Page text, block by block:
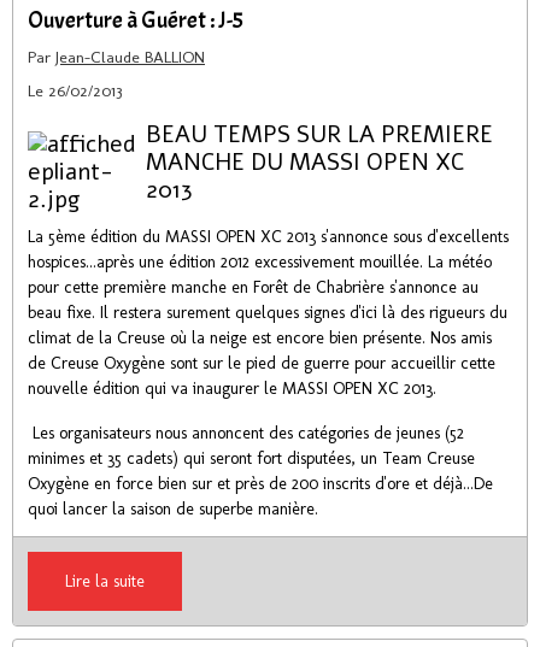
Ouverture à Guéret : J-5
Par Jean-Claude BALLION
Le 26/02/2013
BEAU TEMPS SUR LA PREMIERE
MANCHE DU MASSI OPEN XC
2013
La 5ème édition du MASSI OPEN XC 2013 s'annonce sous d'excellents
hospices...après une édition 2012 excessivement mouillée. La météo
pour cette première manche en Forêt de Chabrière s'annonce au
beau fixe. Il restera surement quelques signes d'ici là des rigueurs du
climat de la Creuse où la neige est encore bien présente. Nos amis
de Creuse Oxygène sont sur le pied de guerre pour accueillir cette
nouvelle édition qui va inaugurer le MASSI OPEN XC 2013.
Les organisateurs nous annoncent des catégories de jeunes (52
minimes et 35 cadets) qui seront fort disputées, un Team Creuse
Oxygène en force bien sur et près de 200 inscrits d'ore et déjà...De
quoi lancer la saison de superbe manière.
Lire la suite